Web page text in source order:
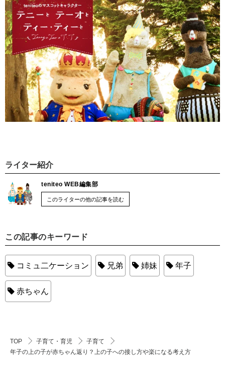
ライター紹介
teniteo WEB編集部
このライターの他の記事を読む
この記事のキーワード
コミュ二ケーション 兄弟 姉妹 年子
赤ちゃん
TOP 子育て・育児
子育て
年子の上の子が赤ちゃん返り？上の子への接し方や楽になる考え方